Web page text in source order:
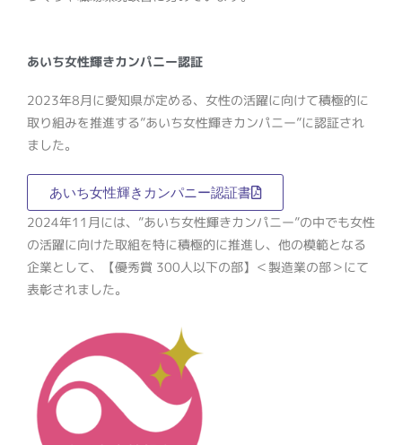
あいち女性輝きカンパニー認証
2023年8月に愛知県が定める、女性の活躍に向けて積極的に
取り組みを推進する”あいち女性輝きカンパニー”に認証され
ました。
あいち女性輝きカンパニー認証書
2024年11月には、”あいち女性輝きカンパニー”の中でも女性
の活躍に向けた取組を特に積極的に推進し、他の模範となる
企業として、【優秀賞 300人以下の部】＜製造業の部＞にて
表彰されました。